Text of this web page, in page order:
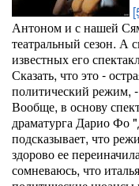
Антоном и с нашей
театральный сезон. А
известных его
Сказать, что это -
политический режим, -
Вообще, в основу
драматурга Дарио Фо
подсказывает, что
здорово ее
сомневаюсь, что